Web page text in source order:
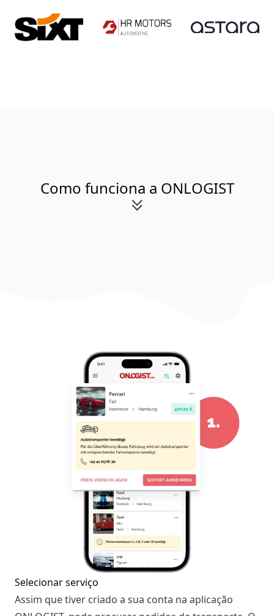
Como funciona a ONLOGIST
Selecionar serviço
Assim que tiver criado a sua conta na aplicação